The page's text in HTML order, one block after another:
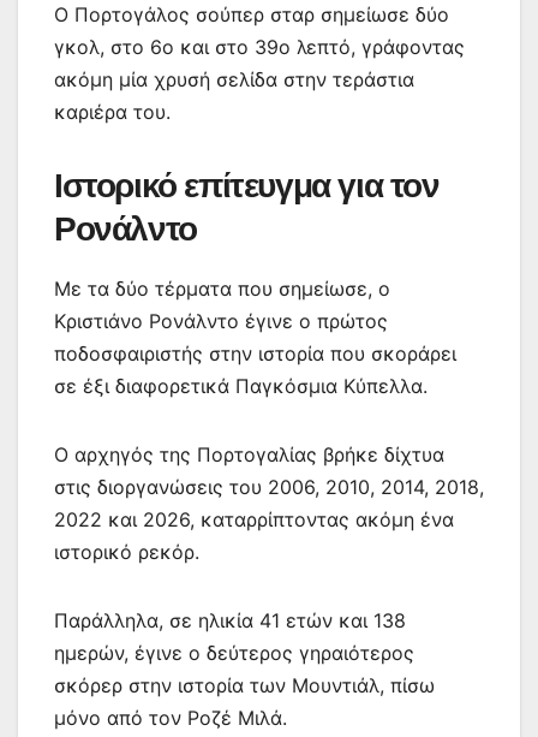
Ο Πορτογάλος σούπερ σταρ σημείωσε δύο
γκολ, στο 6ο και στο 39ο λεπτό, γράφοντας
ακόμη μία χρυσή σελίδα στην τεράστια
καριέρα του.
Ιστορικό επίτευγμα για τον
Ρονάλντο
Με τα δύο τέρματα που σημείωσε, ο
Κριστιάνο Ρονάλντο έγινε ο πρώτος
ποδοσφαιριστής στην ιστορία που σκοράρει
σε έξι διαφορετικά Παγκόσμια Κύπελλα.
Ο αρχηγός της Πορτογαλίας βρήκε δίχτυα
στις διοργανώσεις του 2006, 2010, 2014, 2018,
2022 και 2026, καταρρίπτοντας ακόμη ένα
ιστορικό ρεκόρ.
Παράλληλα, σε ηλικία 41 ετών και 138
ημερών, έγινε ο δεύτερος γηραιότερος
σκόρερ στην ιστορία των Μουντιάλ, πίσω
μόνο από τον Ροζέ Μιλά.